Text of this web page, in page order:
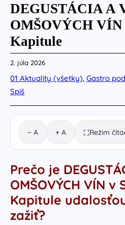
DEGUSTÁCIA A
OMŠOVÝCH VÍN
Kapitule
2. júla 2026
01 Aktuality (všetky), Gastro
Spiš
− A + A ⛶Režim
Prečo je
OMŠOVÝCH VÍN v
Kapitule
zažiť?